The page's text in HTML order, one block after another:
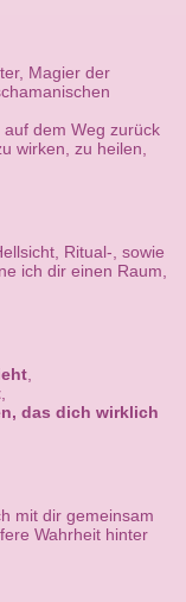
Magier der
dem Weg zurück
wirken, zu heilen,
Ritual-, sowie
ich dir einen Raum,
,
,
das dich wirklich
mit dir gemeinsam
Wahrheit hinter